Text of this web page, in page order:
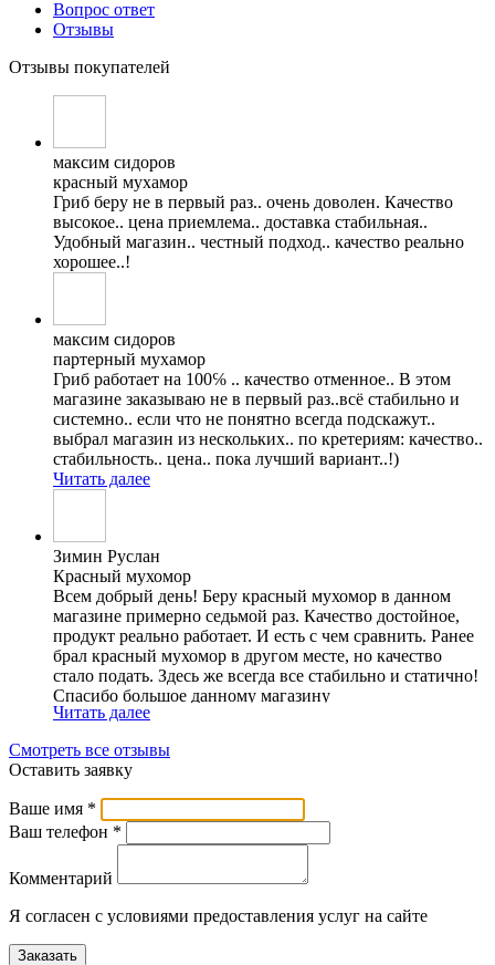
Вопрос ответ
Отзывы
Отзывы покупателей
максим сидоров
красный мухамор
Гриб беру не в первый раз.. очень доволен. Качество
высокое.. цена приемлема.. доставка стабильная..
Удобный магазин.. честный подход.. качество реально
хорошее..!
максим сидоров
партерный мухамор
Гриб работает на 100℅ .. качество отменное.. В этом
магазине заказываю не в первый раз..всë стабильно и
системно.. если что не понятно всегда подскажут..
выбрал магазин из нескольких.. по кретериям: качество..
стабильность.. цена.. пока лучший вариант..!)
Читать далее
Зимин Руслан
Красный мухомор
Всем добрый день! Беру красный мухомор в данном
магазине примерно седьмой раз. Качество достойное,
продукт реально работает. И есть с чем сравнить. Ранее
брал красный мухомор в другом месте, но качество
стало подать. Здесь же всегда все стабильно и статично!
Спасибо большое данному магазину
Читать далее
Смотреть все отзывы
Оставить заявку
Ваше имя *
Ваш телефон *
Комментарий
Я согласен с условиями предоставления услуг на сайте
Заказать